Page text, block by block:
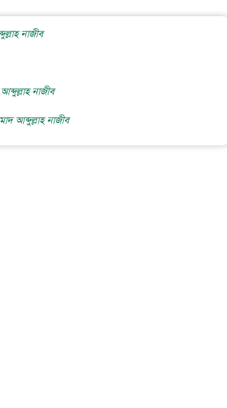
নাজীব
নাজীব
আব্দুল্লাহ নাজীব